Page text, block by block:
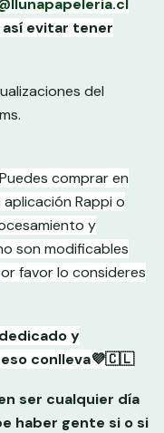
evitar tener
del
comprar en
Rappi o
y
son modificables
favor lo consideres
y
conlleva💜🇨🇱
ser cualquier día
haber gente si o si